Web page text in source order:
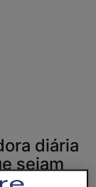
diária
sejam
e